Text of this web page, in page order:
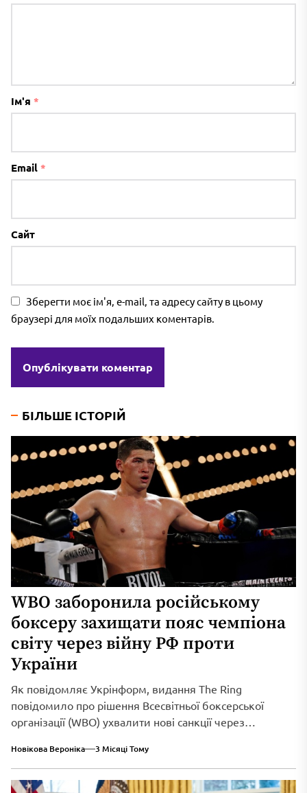
Ім'я *
Email *
Сайт
Зберегти моє ім'я, e-mail, та адресу сайту в цьому
браузері для моїх подальших коментарів.
БІЛЬШЕ ІСТОРІЙ
WBO заборонила російському
боксеру захищати пояс чемпіона
світу через війну РФ проти
України
Як повідомляє Укрінформ, видання The Ring
повідомило про рішення Всесвітньої боксерської
організації (WBO) ухвалити нові санкції через
Новікова Вероніка 3 Місяці Тому